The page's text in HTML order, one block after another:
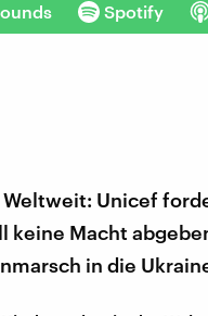
Spotify
Weltweit: Unicef
keine Macht
in die